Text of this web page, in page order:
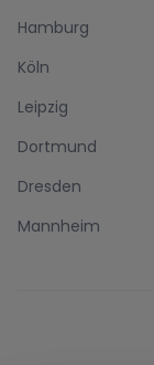
Hamburg
Köln
Leipzig
Dortmund
Dresden
Mannheim